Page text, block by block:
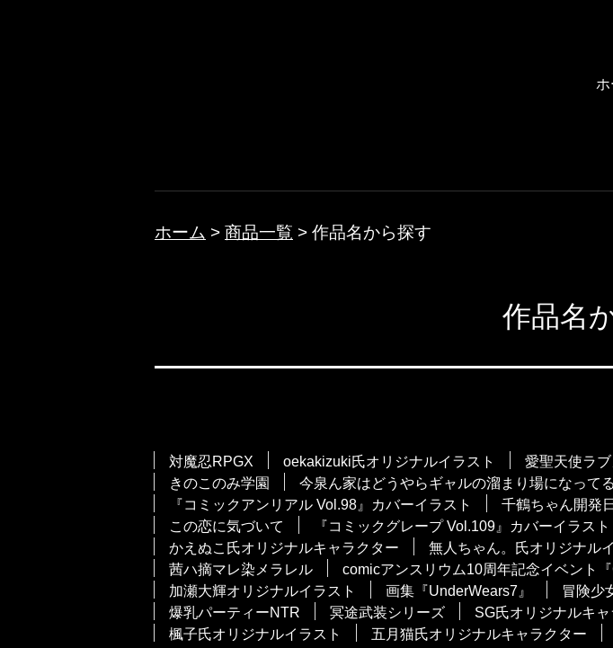
ホ
ホーム > 商品一覧 > 作品名から探す
作品名
対魔忍RPGX oekakizuki氏オリジナルイラスト 愛聖天使ラ
きのこのみ学園
今泉ん家はどうやらギャルの溜まり場になって
『コミックアンリアル Vol.98』カバーイラスト
千鶴ちゃん開発
この恋に気づいて
『コミックグレープ Vol.109』カバーイラスト
かえぬこ氏オリジナルキャラクター
無人ちゃん。氏オリジナル
茜ハ摘マレ染メラレル
comicアンスリウム10周年記念イベント
加瀬大輝オリジナルイラスト
画集『UnderWears7』 冒険少
爆乳パーティーNTR
冥途武装シリーズ SG氏オリジナルキ
楓子氏オリジナルイラスト
五月猫氏オリジナルキャラクター